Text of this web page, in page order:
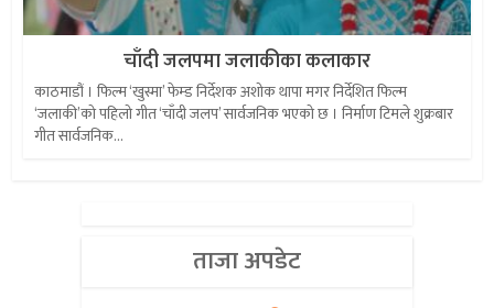
चाँदी जलपमा जलाकीका कलाकार
काठमाडौं । फिल्म ‘खुस्मा’ फेम्ड निर्देशक अशोक थापा मगर निर्देशित फिल्म
‘जलाकी’को पहिलो गीत ‘चाँदी जलप’ सार्वजनिक भएको छ । निर्माण टिमले शुक्रबार
गीत सार्वजनिक...
ताजा अपडेट